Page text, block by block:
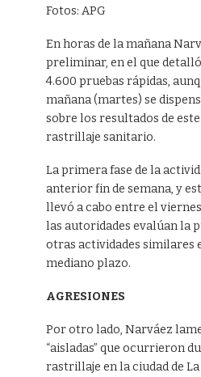
Fotos: APG
En horas de la mañana
preliminar, en el que
4.600 pruebas rápidas,
mañana (martes) se
sobre los resultados de este
rastrillaje sanitario.
La primera fase de la
anterior fin de semana, y
llevó a cabo entre el
las autoridades evalúan la
otras actividades similares
mediano plazo.
AGRESIONES
Por otro lado, Narváez
“aisladas” que ocurrieron
rastrillaje en la ciudad de La